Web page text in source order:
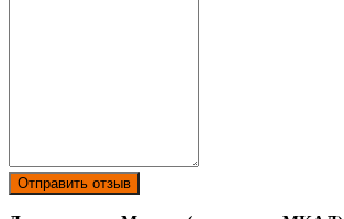
Отправить отзыв